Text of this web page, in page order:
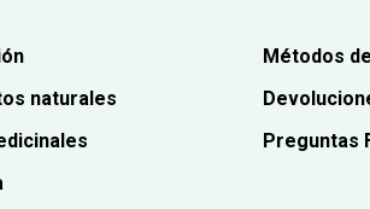
naturales
Métodos
Preguntas